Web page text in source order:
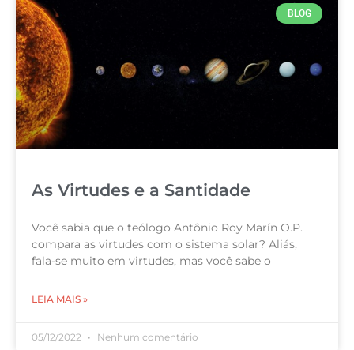
BLOG
As Virtudes e a Santidade
Você sabia que o teólogo Antônio Roy Marín O.P.
compara as virtudes com o sistema solar? Aliás,
fala-se muito em virtudes, mas você sabe o
LEIA MAIS »
05/12/2022 Nenhum comentário